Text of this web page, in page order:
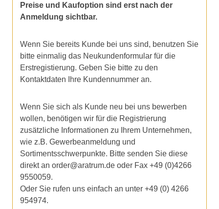
Preise und Kaufoption sind erst nach der
Anmeldung sichtbar.
Wenn Sie bereits Kunde bei uns sind, benutzen Sie
bitte einmalig das Neukundenformular für die
Erstregistierung. Geben Sie bitte zu den
Kontaktdaten Ihre Kundennummer an.
Wenn Sie sich als Kunde neu bei uns bewerben
wollen, benötigen wir für die Registrierung
zusätzliche Informationen zu Ihrem Unternehmen,
wie z.B. Gewerbeanmeldung und
Sortimentsschwerpunkte. Bitte senden Sie diese
direkt an order@aratrum.de oder Fax +49 (0)4266
9550059.
Oder Sie rufen uns einfach an unter +49 (0) 4266
954974.